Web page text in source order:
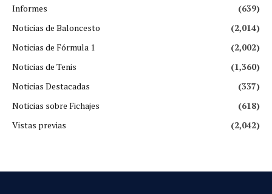
Informes
(639)
Noticias de Baloncesto
(2,014)
Noticias de Fórmula 1
(2,002)
Noticias de Tenis
(1,360)
Noticias Destacadas
(337)
Noticias sobre Fichajes
(618)
Vistas previas
(2,042)